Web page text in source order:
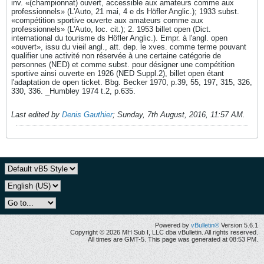
inv. «(championnat) ouvert, accessible aux amateurs comme aux
professionnels» (L'Auto, 21 mai, 4 e ds Höfler Anglic.); 1933 subst.
«compétition sportive ouverte aux amateurs comme aux
professionnels» (L'Auto, loc. cit.); 2. 1953 billet open (Dict.
international du tourisme ds Höfler Anglic.). Empr. à l'angl. open
«ouvert», issu du vieil angl., att. dep. le xves. comme terme pouvant
qualifier une activité non réservée à une certaine catégorie de
personnes (NED) et comme subst. pour désigner une compétition
sportive ainsi ouverte en 1926 (NED Suppl.2), billet open étant
l'adaptation de open ticket. Bbg. Becker 1970, p.39, 55, 197, 315, 326,
330, 336. _Humbley 1974 t.2, p.635.
Last edited by Denis Gauthier; Sunday, 7th August, 2016, 11:57 AM.
Powered by vBulletin® Version 5.6.1
Copyright © 2026 MH Sub I, LLC dba vBulletin. All rights reserved.
All times are GMT-5. This page was generated at 08:53 PM.